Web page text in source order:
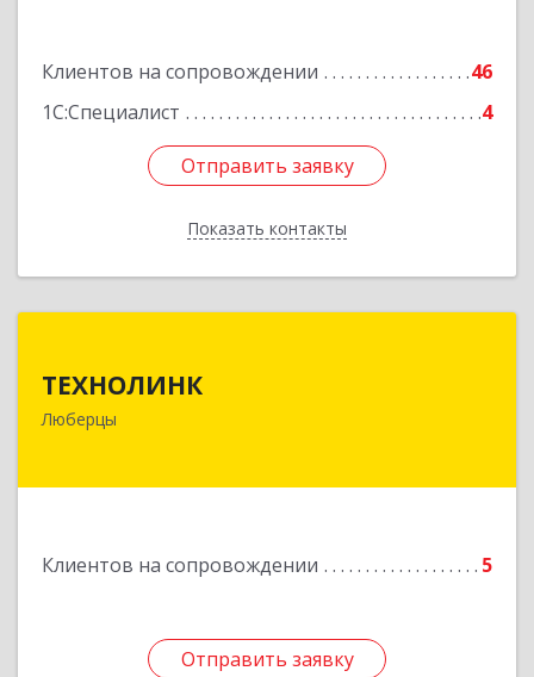
Клиентов на сопровождении
46
1С:Специалист
4
Отправить заявку
Показать контакты
Отправить заявку
Назад
ТЕХНОЛИНК
Люберцы
Клиентов на сопровождении 5
Отправить заявку
Отправить заявку